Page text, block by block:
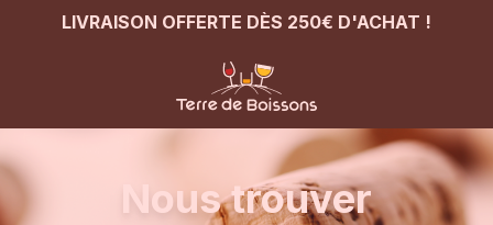
LIVRAISON OFFERTE DÈS 250€ D'ACHAT !
Nous trouver